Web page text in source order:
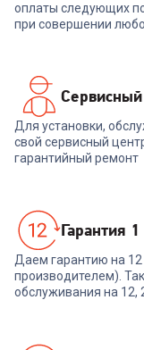
оплаты следующих
при совершении
Для установки,
свой сервисный
гарантийный ремонт
Гарантия
Даем гарантию на
производителем).
обслуживания на 12,